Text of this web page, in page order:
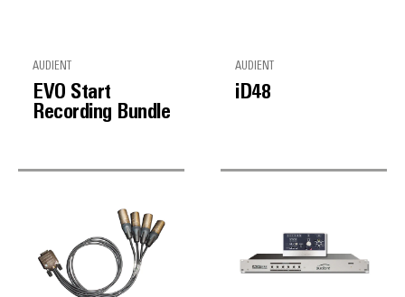
AUDIENT
EVO Start
Recording Bundle
AUDIENT
iD48